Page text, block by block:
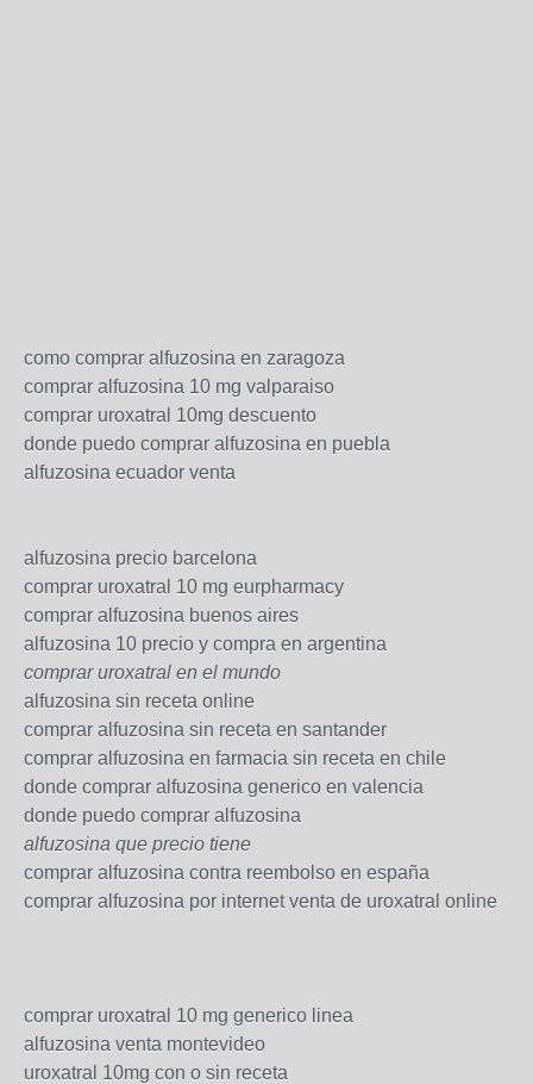
como comprar alfuzosina en zaragoza
comprar alfuzosina 10 mg valparaiso
comprar uroxatral 10mg descuento
donde puedo comprar alfuzosina en puebla
alfuzosina ecuador venta
alfuzosina precio barcelona
comprar uroxatral 10 mg eurpharmacy
comprar alfuzosina buenos aires
alfuzosina 10 precio y compra en argentina
comprar uroxatral en el mundo
alfuzosina sin receta online
comprar alfuzosina sin receta en santander
comprar alfuzosina en farmacia sin receta en chile
donde comprar alfuzosina generico en valencia
donde puedo comprar alfuzosina
alfuzosina que precio tiene
comprar alfuzosina contra reembolso en españa
comprar alfuzosina por internet venta de uroxatral online
comprar uroxatral 10 mg generico linea
alfuzosina venta montevideo
uroxatral 10mg con o sin receta